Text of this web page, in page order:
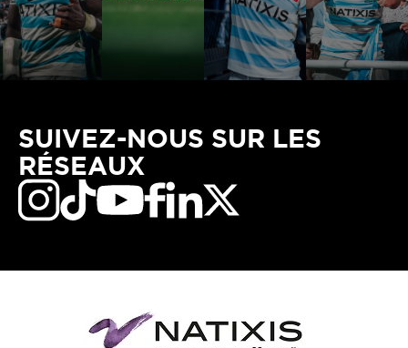
SUIVEZ-NOUS SUR LES
RÉSEAUX